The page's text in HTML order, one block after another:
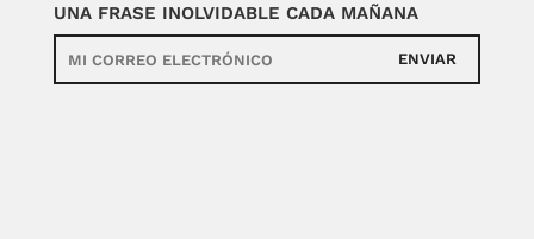
UNA FRASE INOLVIDABLE CADA MAÑANA
ENVIAR